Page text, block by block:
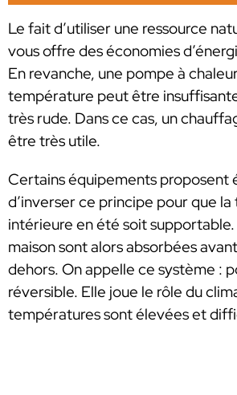
Le fait d’utiliser une ressource
vous offre des économies
En revanche, une pompe à
température peut être
très rude. Dans ce cas, un
être très utile.
Certains équipements proposent
d’inverser ce principe pour que
intérieure en été soit supportable.
maison sont alors absorbées
dehors. On appelle ce système :
réversible. Elle joue le rôle du
températures sont élevées et